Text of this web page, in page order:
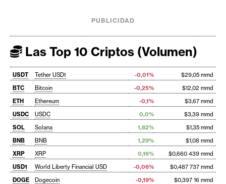
PUBLICIDAD
Las Top 10 Criptos (Volumen)
USDT Tether USDt -0,01%
$29,05 mmd
BTC
Bitcoin -0,25%
$12,02 mmd
ETH
Ethereum -0,1%
$3,67 mmd
USDC
USDC 0,0%
$3,39 mmd
SOL
Solana 1,82%
$1,35 mmd
BNB
BNB 1,29%
$1,08 mmd
XRP
XRP 0,16%
$0,660 439 mmd
USD1
World Liberty Financial USD -0,06%
$0,487 737 mmd
DOGE
Dogecoin -0,19%
$0,397 16 mmd